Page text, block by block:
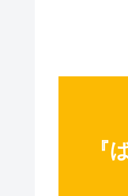
『